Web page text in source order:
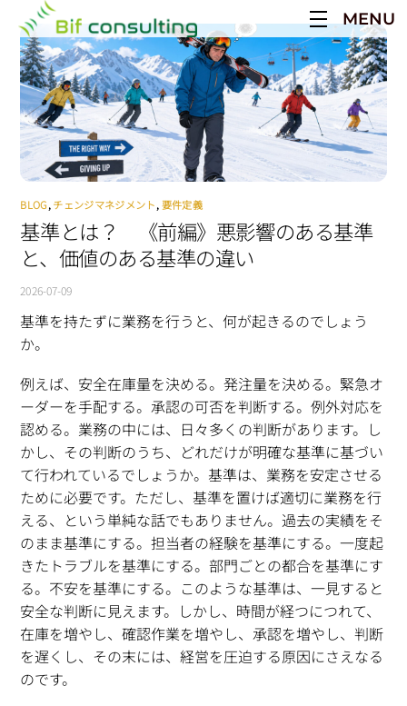
content
MENU
BLOG,チェンジマネジメント,要件定義
基準とは？ 《前編》悪影響のある基準
と、価値のある基準の違い
2026-07-09
基準を持たずに業務を行うと、何が起きるのでしょう
か。
例えば、安全在庫量を決める。発注量を決める。緊急オ
ーダーを手配する。承認の可否を判断する。例外対応を
認める。業務の中には、日々多くの判断があります。し
かし、その判断のうち、どれだけが明確な基準に基づい
て行われているでしょうか。基準は、業務を安定させる
ために必要です。ただし、基準を置けば適切に業務を行
える、という単純な話でもありません。過去の実績をそ
のまま基準にする。担当者の経験を基準にする。一度起
きたトラブルを基準にする。部門ごとの都合を基準にす
る。不安を基準にする。このような基準は、一見すると
安全な判断に見えます。しかし、時間が経つにつれて、
在庫を増やし、確認作業を増やし、承認を増やし、判断
を遅くし、その末には、経営を圧迫する原因にさえなる
のです。